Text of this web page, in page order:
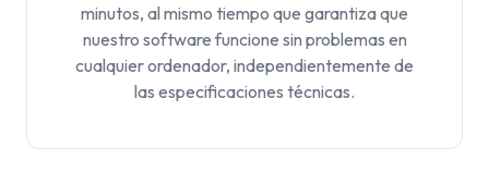
minutos, al mismo tiempo que garantiza que
nuestro software funcione sin problemas en
cualquier ordenador, independientemente de
las especificaciones técnicas.